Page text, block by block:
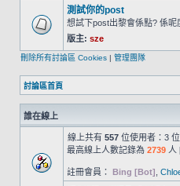
測試你的post
想試下post出黎會係點? 係呢
版主: sze
刪除所有討論區 Cookies | 管理團隊
討論區首頁
誰在線上
線上共有 557 位使用者：3
最高線上人數記錄為 2739 人
註冊會員： Bing [Bot]